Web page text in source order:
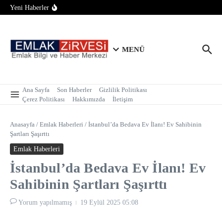
İçeriğe atla
Yeni Haberler
ve Kolay Randevu
MENÜ
Ana Sayfa Son Haberler
Gizlilik Politikası
Çerez Politikası
Hakkımızda İletişim
Anasayfa / Emlak Haberleri / İstanbul’da Bedava Ev İlanı! Ev Sahibinin
Şartları Şaşırttı
Emlak Haberleri
İstanbul’da Bedava Ev İlanı! Ev
Sahibinin Şartları Şaşırttı
Yorum yapılmamış 19 Eylül 2025 05:08